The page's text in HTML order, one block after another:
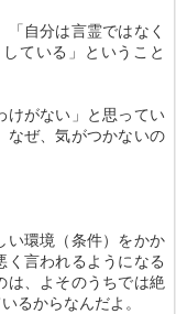
自分は言霊ではなく
ている」ということ
けがない」と思ってい
ぜ、気がつかないの
い環境（条件）をかか
く言われるようになる
は、よそのうちでは絶
るからなんだよ。